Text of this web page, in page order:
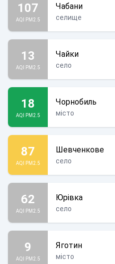
107
AQI PM2.5
Чабани
селище
13
AQI PM2.5
Чайки
село
18
AQI PM2.5
Чорнобиль
місто
87
AQI PM2.5
Шевченкове
село
62
AQI PM2.5
Юрівка
село
9
AQI PM2.5
Яготин
місто